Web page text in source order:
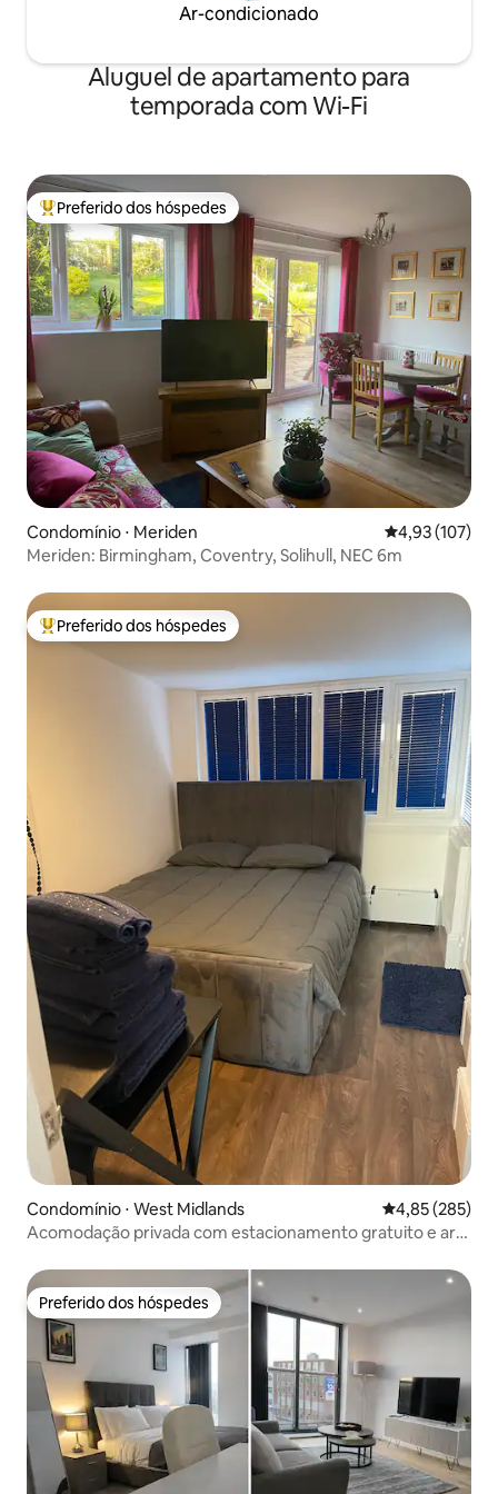
Ar-condicionado
Aluguel de apartamento para
temporada com Wi-Fi
Entre os melhores preferidos dos hóspedes
Preferido dos hóspedes
Condomínio ⋅ Meriden 4,93 de uma
4,93 (107)
Meriden: Birmingham, Coventry, Solihull, NEC 6m
Entre os melhores preferidos dos hóspedes
Preferido dos hóspedes
Condomínio ⋅ West Midlands 4,85 de uma
4,85 (285)
Acomodação privada com estacionamento gratuito e ar-
Preferido dos hóspedes
Preferido dos hóspedes